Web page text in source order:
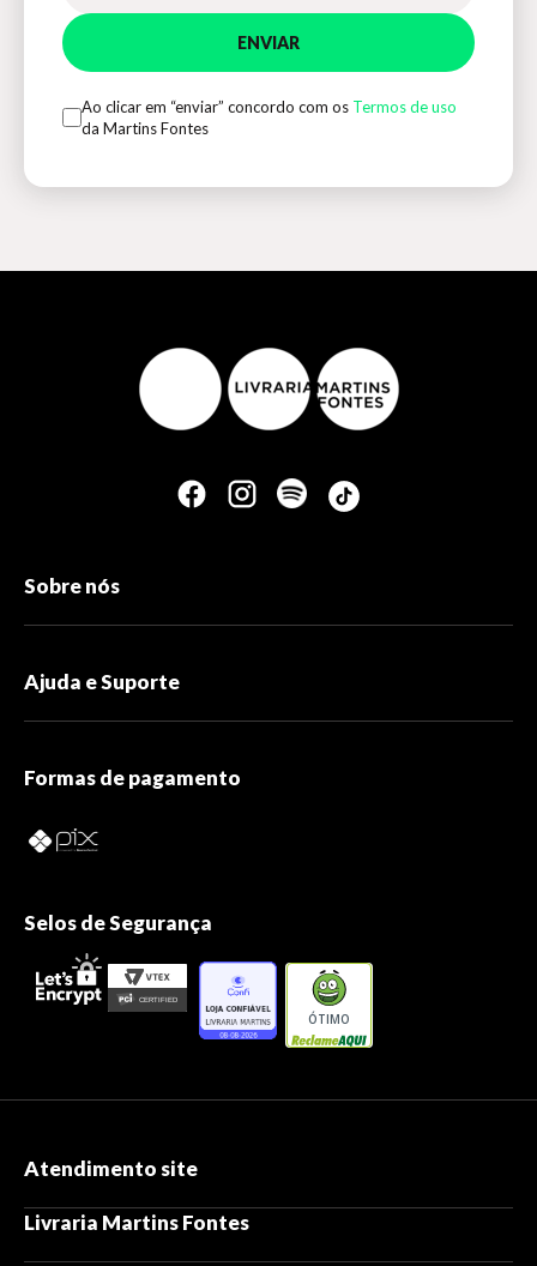
ENVIAR
Ao clicar em “enviar” concordo com os Termos de uso
da Martins Fontes
Sobre nós
Ajuda e Suporte
Formas de pagamento
Selos de Segurança
ÓTIMO
Atendimento site
Livraria Martins Fontes